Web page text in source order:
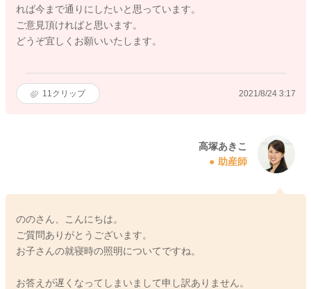
れば今まで通りにしたいと思っています。
ご意見頂ければと思います。
どうぞ宜しくお願いいたします。
11 クリップ 2021/8/24 3:17
高塚あきこ
助産師
ののさん、こんにちは。
ご質問ありがとうございます。
お子さんの就寝時の照明についてですね。
お答えが遅くなってしまいまして申し訳ありません。